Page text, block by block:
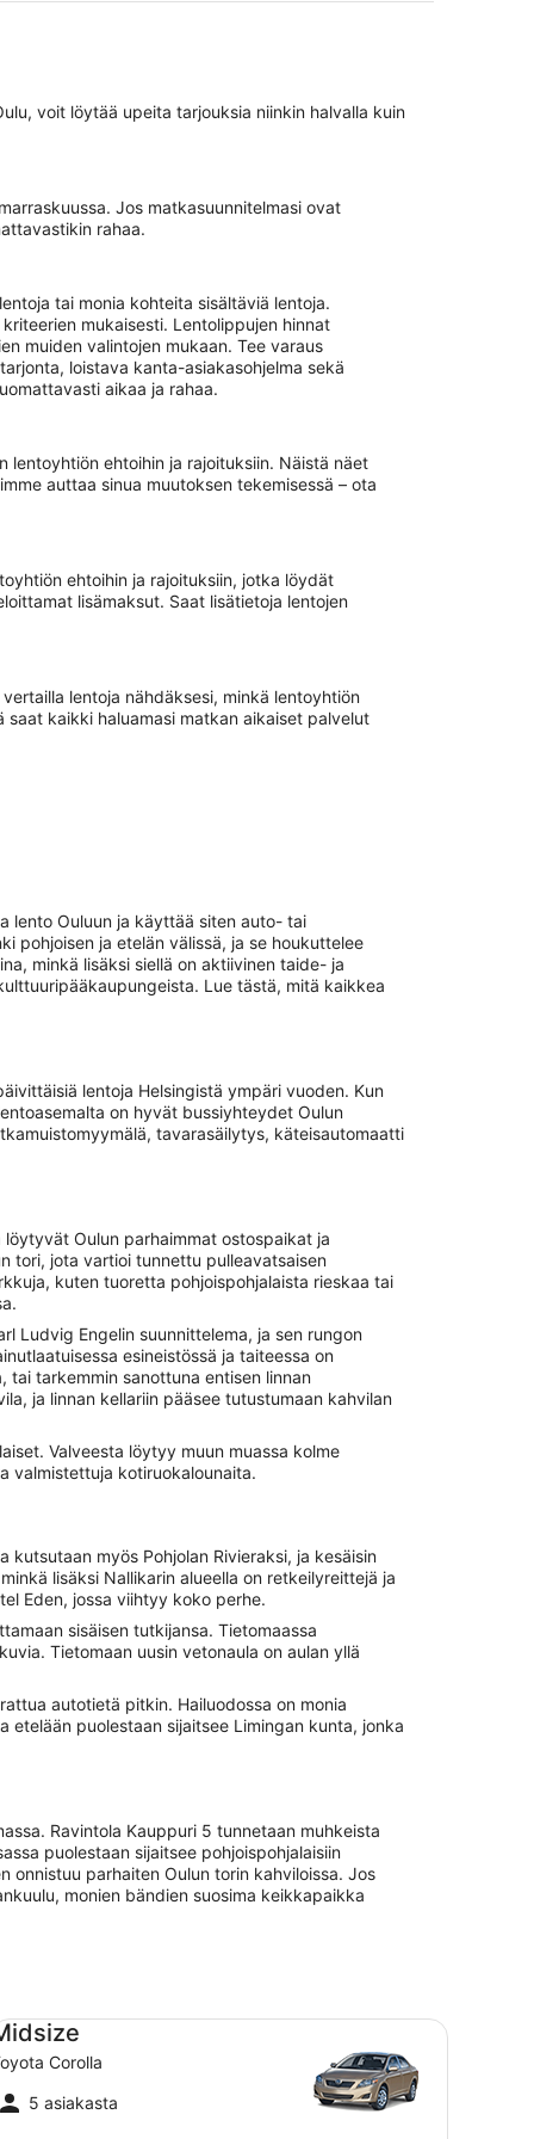
voit löytää upeita tarjouksia niinkin halvalla kuin
Jos matkasuunnitelmasi ovat
rahaa.
tai monia kohteita sisältäviä lentoja.
mukaisesti. Lentolippujen hinnat
muiden valintojen mukaan. Tee varaus
loistava kanta-asiakasohjelma sekä
aikaa ja rahaa.
lentoyhtiön ehtoihin ja rajoituksiin. Näistä näet
auttaa sinua muutoksen tekemisessä – ota
ehtoihin ja rajoituksiin, jotka löydät
lisämaksut. Saat lisätietoja lentojen
lentoja nähdäksesi, minkä lentoyhtiön
kaikki haluamasi matkan aikaiset palvelut
lento Ouluun ja käyttää siten auto- tai
pohjoisen ja etelän välissä, ja se houkuttelee
minkä lisäksi siellä on aktiivinen taide- ja
Lue tästä, mitä kaikkea
lentoja Helsingistä ympäri vuoden. Kun
on hyvät bussiyhteydet Oulun
tavarasäilytys, käteisautomaatti
Oulun parhaimmat ostospaikat ja
tori, jota vartioi tunnettu pulleavatsaisen
kuten tuoretta pohjoispohjalaista rieskaa tai
Ludvig Engelin suunnittelema, ja sen rungon
esineistössä ja taiteessa on
tai tarkemmin sanottuna entisen linnan
ja linnan kellariin pääsee tutustumaan kahvilan
Valveesta löytyy muun muassa kolme
valmistettuja kotiruokalounaita.
kutsutaan myös Pohjolan Rivieraksi, ja kesäisin
lisäksi Nallikarin alueella on retkeilyreittejä ja
Eden, jossa viihtyy koko perhe.
sisäisen tutkijansa. Tietomaassa
Tietomaan uusin vetonaula on aulan yllä
autotietä pitkin. Hailuodossa on monia
etelään puolestaan sijaitsee Limingan kunta, jonka
Ravintola Kauppuri 5 tunnetaan muhkeista
puolestaan sijaitsee pohjoispohjalaisiin
onnistuu parhaiten Oulun torin kahviloissa. Jos
monien bändien suosima keikkapaikka
Corolla
5 asiakasta
Toyota Corolla